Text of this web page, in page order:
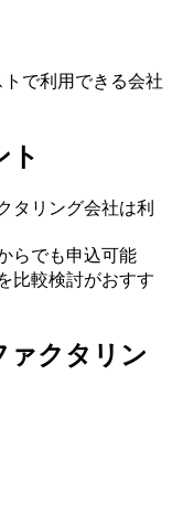
で利用できる会社
ト
タリング会社は利
らでも申込可能
比較検討がおすす
ァクタリン